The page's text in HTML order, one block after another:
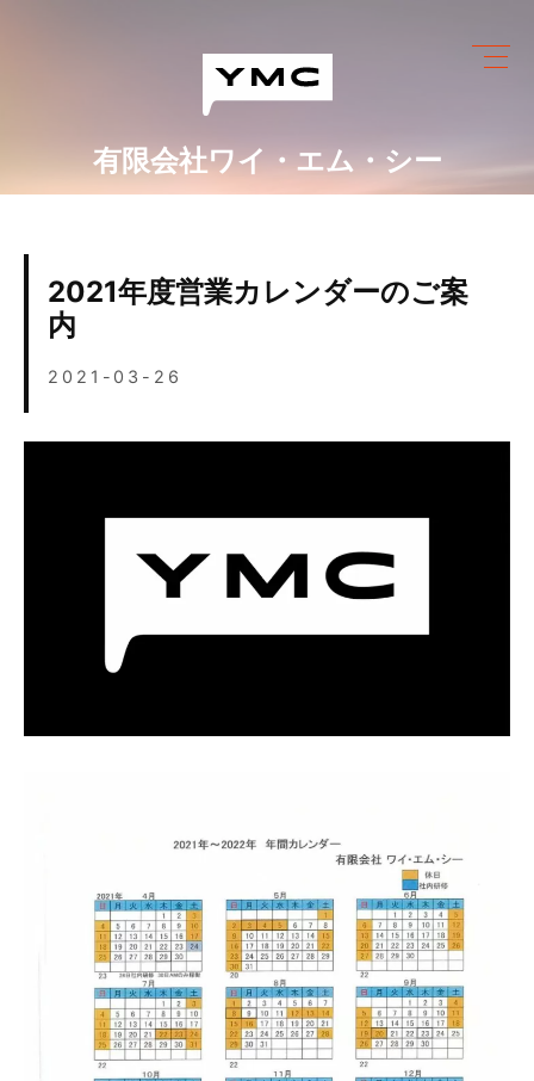
有限会社ワイ・エム・シー
ワイ・エム・シーにできること
会社情報
お問い合わせ
硬質クロムめっきとは？
無電解ニッケルめっきとは？
2021年度営業カレンダーのご案
内
2021-03-26